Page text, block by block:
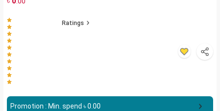
Ratings
Promotion : Min. spend ৳0.00